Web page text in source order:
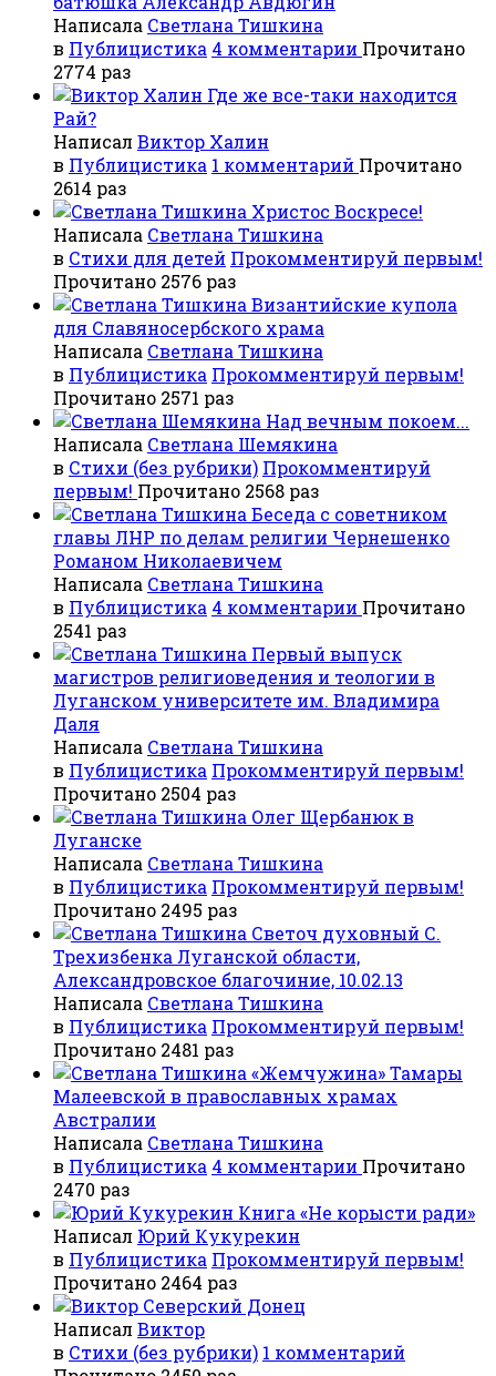
Написала Светлана Тишкина
в Публицистика 4 комментарии Прочитано
2774 раз
Где же все-таки находится
Рай?
Написал Виктор Халин
в Публицистика 1 комментарий Прочитано
2614 раз
Христос Воскресе!
Написала Светлана Тишкина
в Стихи для детей Прокомментируй первым!
Прочитано 2576 раз
Византийские купола
для Славяносербского храма
Написала Светлана Тишкина
в Публицистика Прокомментируй первым!
Прочитано 2571 раз
Над вечным покоем...
Написала Светлана Шемякина
в Стихи (без рубрики) Прокомментируй
первым! Прочитано 2568 раз
Беседа с советником
главы ЛНР по делам религии Чернешенко
Романом Николаевичем
Написала Светлана Тишкина
в Публицистика 4 комментарии Прочитано
2541 раз
Первый выпуск
магистров религиоведения и теологии в
Луганском университете им. Владимира
Даля
Написала Светлана Тишкина
в Публицистика Прокомментируй первым!
Прочитано 2504 раз
Олег Щербанюк в
Луганске
Написала Светлана Тишкина
в Публицистика Прокомментируй первым!
Прочитано 2495 раз
Светоч духовный С.
Трехизбенка Луганской области,
Александровское благочиние, 10.02.13
Написала Светлана Тишкина
в Публицистика Прокомментируй первым!
Прочитано 2481 раз
«Жемчужина» Тамары
Малеевской в православных храмах
Австралии
Написала Светлана Тишкина
в Публицистика 4 комментарии Прочитано
2470 раз
Книга «Не корысти ради»
Написал Юрий Кукурекин
в Публицистика Прокомментируй первым!
Прочитано 2464 раз
Северский Донец
Написал Виктор
в Стихи (без рубрики) 1 комментарий